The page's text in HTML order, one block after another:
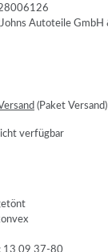
(Paket Versand)
verfügbar